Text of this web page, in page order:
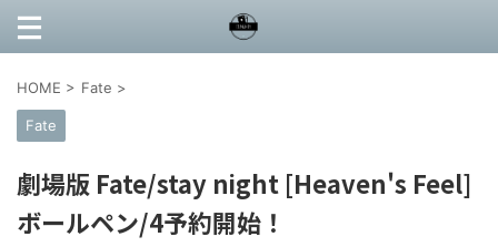
HOME > Fate >
Fate
劇場版 Fate/stay night [Heaven's Feel]
ボールペン/4予約開始！